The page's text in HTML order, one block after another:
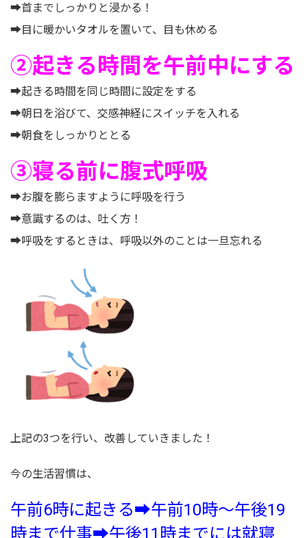
➡首までしっかりと浸かる！
➡目に暖かいタオルを置いて、目も休める
②起きる時間を午前中にする
➡起きる時間を同じ時間に設定をする
➡朝日を浴びて、交感神経にスイッチを入れる
➡朝食をしっかりととる
③寝る前に腹式呼吸
➡お腹を膨らますように呼吸を行う
➡意識するのは、吐く方！
➡呼吸をするときは、呼吸以外のことは一旦忘れる
上記の3つを行い、改善していきました！
今の生活習慣は、
午前6時に起きる➡午前10時～午後19
時まで仕事➡午後11時までには就寝